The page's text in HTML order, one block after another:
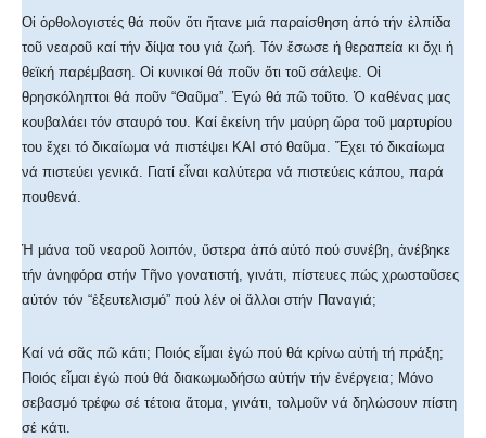
Οἱ ὀρθολογιστές θά ποῦν ὅτι ἤτανε μιά παραίσθηση ἀπό τήν ἐλπίδα
τοῦ νεαροῦ καί τήν δίψα του γιά ζωή. Τόν ἔσωσε ἡ θεραπεία κι ὄχι ἡ
θεϊκή παρέμβαση. Οἱ κυνικοί θά ποῦν ὅτι τοῦ σάλεψε. Οἱ
θρησκόληπτοι θά ποῦν “Θαῦμα”. Ἐγώ θά πῶ τοῦτο. Ὁ καθένας μας
κουβαλάει τόν σταυρό του. Καί ἐκείνη τήν μαύρη ὥρα τοῦ μαρτυρίου
του ἔχει τό δικαίωμα νά πιστέψει ΚΑΙ στό θαῦμα. Ἔχει τό δικαίωμα
νά πιστεύει γενικά. Γιατί εἶναι καλύτερα νά πιστεύεις κάπου, παρά
πουθενά.
Ἡ μάνα τοῦ νεαροῦ λοιπόν, ὕστερα ἀπό αὐτό πού συνέβη, ἀνέβηκε
τήν ἀνηφόρα στήν Τῆνο γονατιστή, γινάτι, πίστευες πώς χρωστοῦσες
αὐτόν τόν “ἐξευτελισμό” πού λέν οἱ ἄλλοι στήν Παναγιά;
Καί νά σᾶς πῶ κάτι; Ποιός εἶμαι ἐγώ πού θά κρίνω αὐτή τή πράξη;
Ποιός εἶμαι ἐγώ πού θά διακωμωδήσω αὐτήν τήν ἐνέργεια; Μόνο
σεβασμό τρέφω σέ τέτοια ἄτομα, γινάτι, τολμοῦν νά δηλώσουν πίστη
σέ κάτι.